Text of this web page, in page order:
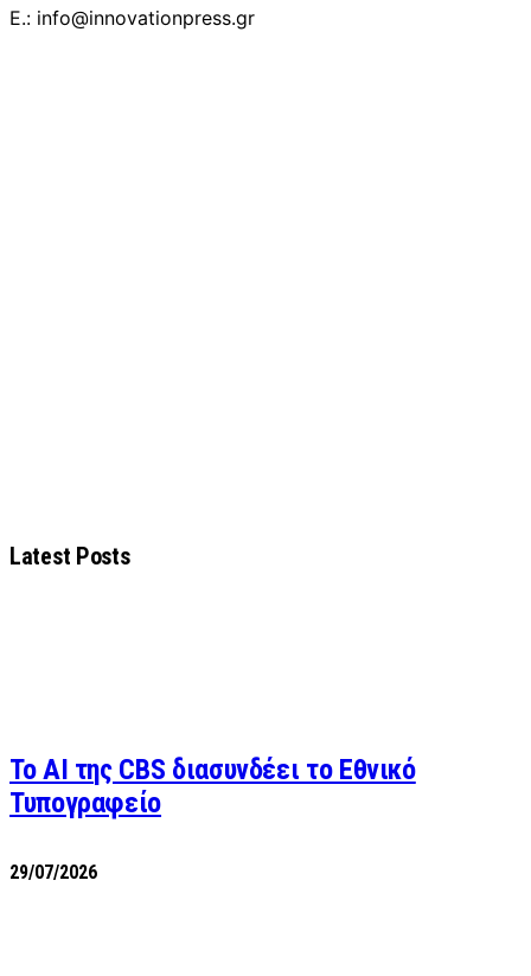
E.: info@innovationpress.gr
Latest Posts
Το AI της CBS διασυνδέει το Εθνικό
Τυπογραφείο
29/07/2026